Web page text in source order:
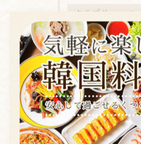
カテゴリー
全てのカテゴリー
焼肉
コース
お酒
ランチ
ディナー
店内ビュー